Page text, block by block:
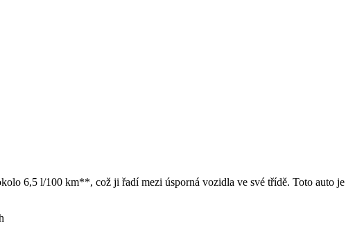
6,5 l/100 km**, což ji řadí mezi úsporná vozidla ve své třídě. Toto auto